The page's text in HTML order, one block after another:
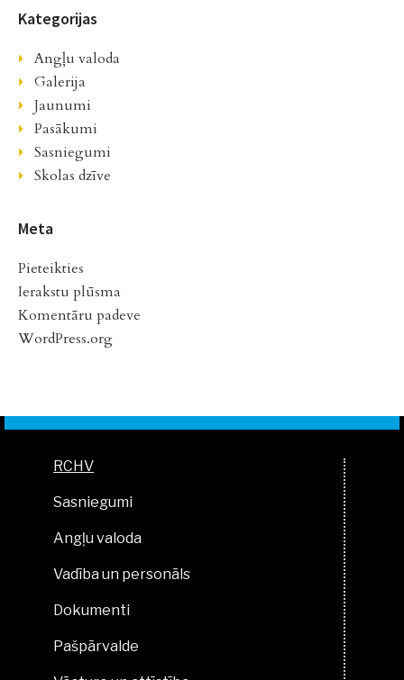
Kategorijas
Angļu valoda
Galerija
Jaunumi
Pasākumi
Sasniegumi
Skolas dzīve
Meta
Pieteikties
Ierakstu plūsma
Komentāru padeve
WordPress.org
RCHV
Sasniegumi
Angļu valoda
Vadība un personāls
Dokumenti
Pašpārvalde